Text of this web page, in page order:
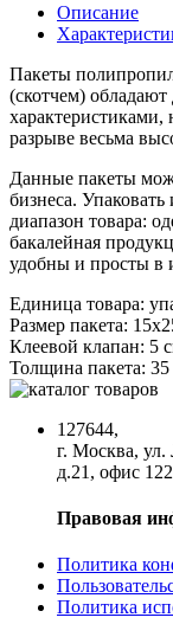
Описание
Пакеты
(скотчем)
разрыве весьма
Данные пакеты
бизнеса.
диапазон товара:
бакалейная
удобны и просты в
Единица товара:
Размер пакета:
Клеевой клапан: 5
Толщина пакета:
127644,
г. Москва, ул.
д.21, офис 122
Правовая
Политика
Политика